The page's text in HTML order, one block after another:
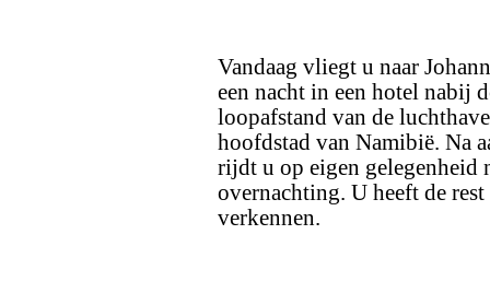
Vandaag vliegt u naar
een nacht in een hotel nabij
loopafstand van de
hoofdstad van Namibië. Na
rijdt u op eigen gelegenheid
overnachting. U heeft de
verkennen.